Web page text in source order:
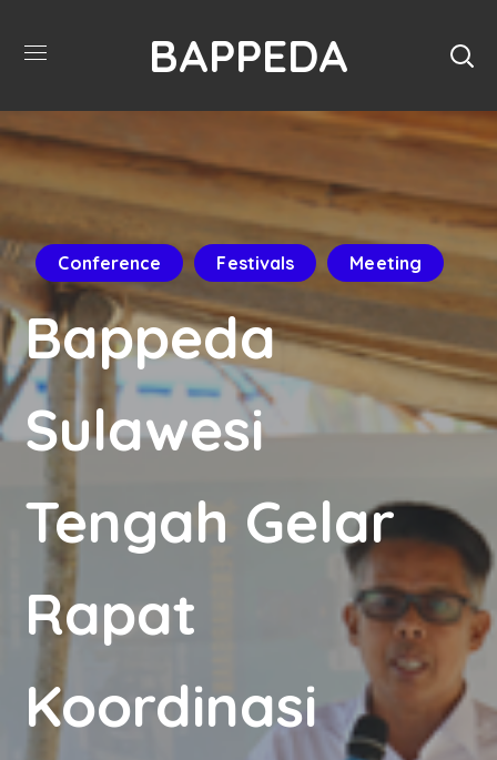
BAPPEDA
Conference Festivals Meeting
Bappeda
Sulawesi
Tengah Gelar
Rapat
Koordinasi